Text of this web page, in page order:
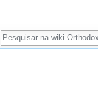
Pesquisa